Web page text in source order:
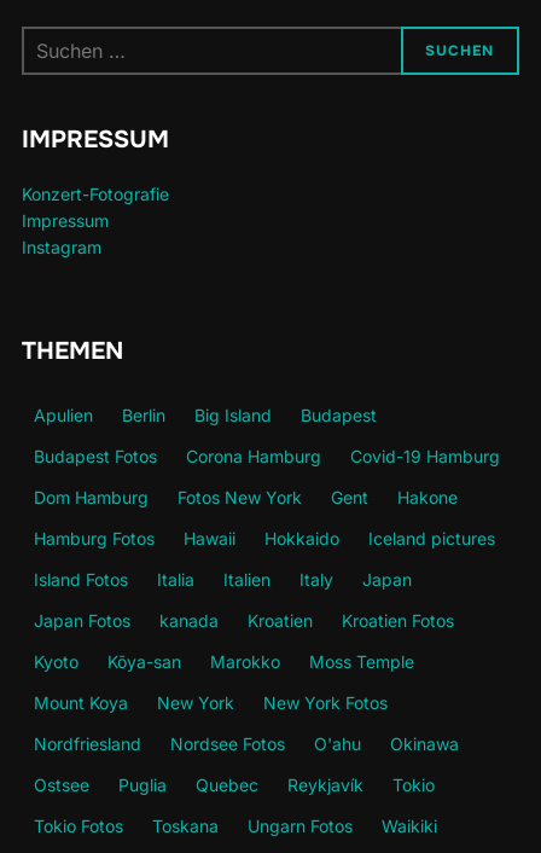
Suchen
SUCHEN
IMPRESSUM
Konzert-Fotografie
Impressum
Instagram
THEMEN
Apulien Berlin Big Island
Budapest
Budapest Fotos
Corona Hamburg
Covid-19 Hamburg
Dom Hamburg
Fotos New York Gent
Hakone
Hamburg Fotos
Hawaii Hokkaido
Iceland pictures
Island Fotos
Italia Italien Italy
Japan
Japan Fotos
kanada Kroatien
Kroatien Fotos
Kyoto
Kōya-san Marokko
Moss Temple
Mount Koya
New York
New York Fotos
Nordfriesland
Nordsee Fotos O'ahu
Okinawa
Ostsee
Puglia Quebec Reykjavík
Tokio
Tokio Fotos
Toskana Ungarn Fotos Waikiki